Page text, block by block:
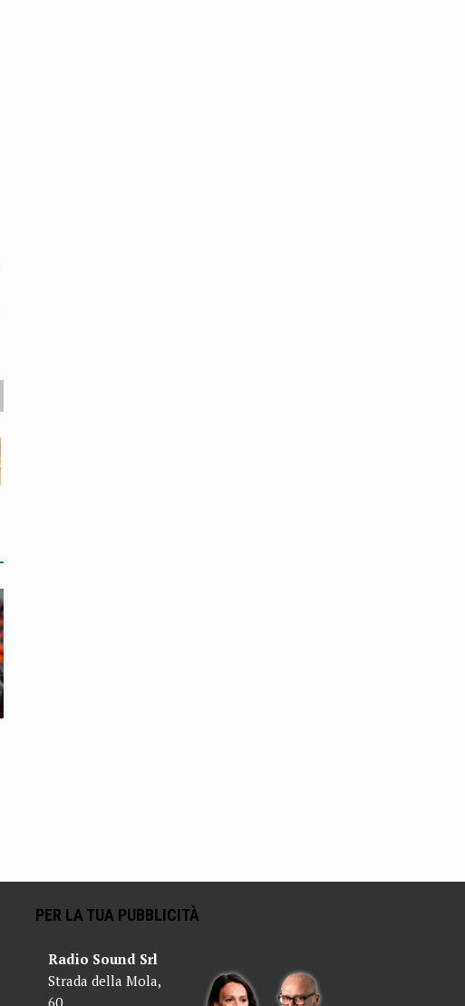
PER LA TUA PUBBLICITÀ
Radio Sound Srl
Strada della Mola,
60